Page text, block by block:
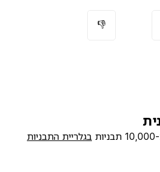
👎
בגלריית התבניות